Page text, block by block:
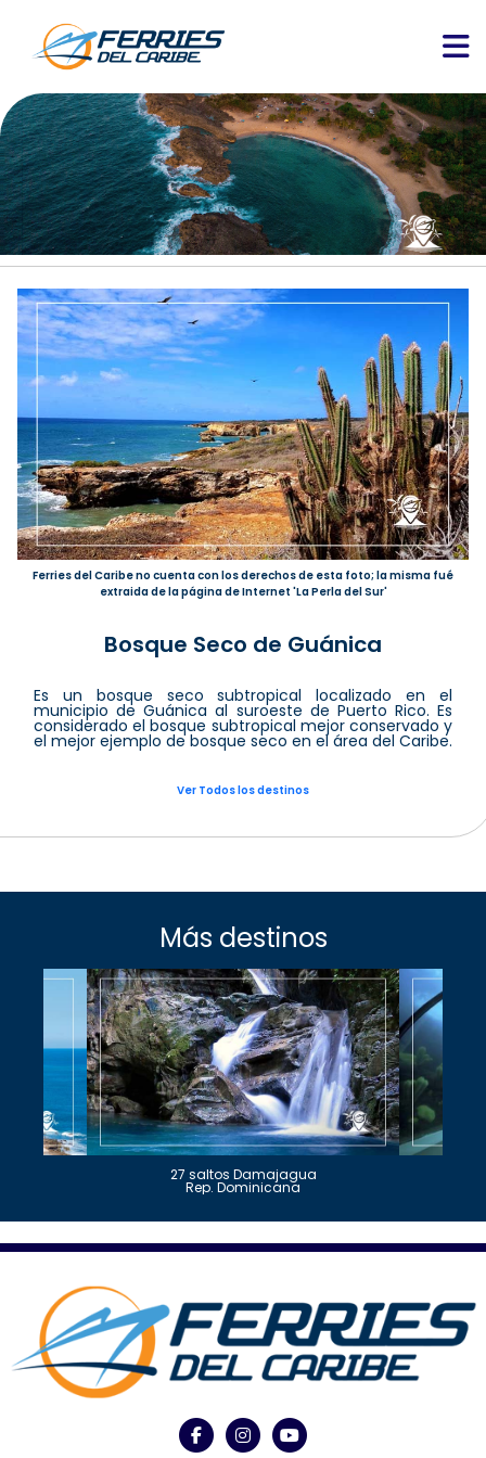
Ferries del Caribe no cuenta con los derechos de esta foto; la misma fué
extraida de la página de Internet 'La Perla del Sur'
Bosque Seco de Guánica
Es un bosque seco subtropical localizado en el
municipio de Guánica al suroeste de Puerto Rico. Es
considerado el bosque subtropical mejor conservado y
el mejor ejemplo de bosque seco en el área del Caribe.
Ver Todos los destinos
Más destinos
27 saltos Damajagua
Rep. Dominicana